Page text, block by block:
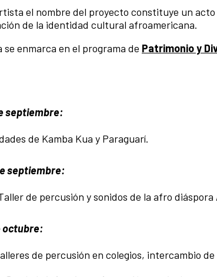
el nombre del proyecto constituye un
de la identidad cultural afroamericana.
enmarca en el programa de Patrimonio y
septiembre:
de Kamba Kua y Paraguarí.
septiembre:
de percusión y sonidos de la afro
octubre:
de percusión en colegios, intercambio